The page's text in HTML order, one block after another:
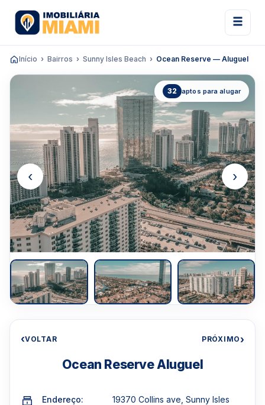
Início Bairros Sunny Isles Beach Ocean Reserve — Aluguel
32 aptos para alugar
‹ ›
‹VOLTAR PRÓXIMO›
Ocean Reserve Aluguel
Endereço:
19370 Collins ave, Sunny Isles